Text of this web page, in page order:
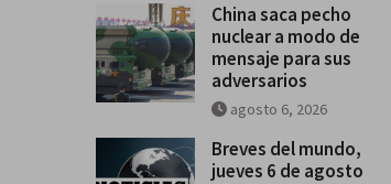
China saca pecho
nuclear a modo de
mensaje para sus
adversarios
agosto 6, 2026
Breves del mundo,
jueves 6 de agosto